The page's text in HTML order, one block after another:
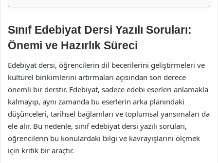
Sınıf Edebiyat Dersi Yazılı Soruları:
Önemi ve Hazırlık Süreci
Edebiyat dersi, öğrencilerin dil becerilerini geliştirmeleri ve
kültürel birikimlerini artırmaları açısından son derece
önemli bir derstir. Edebiyat, sadece edebi eserleri anlamakla
kalmayıp, aynı zamanda bu eserlerin arka planındaki
düşünceleri, tarihsel bağlamları ve toplumsal yansımaları da
ele alır. Bu nedenle, sınıf edebiyat dersi yazılı soruları,
öğrencilerin bu konulardaki bilgi ve kavrayışlarını ölçmek
için kritik bir araçtır.